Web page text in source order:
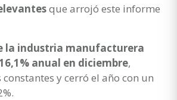
que arrojó este informe
la industria manufacturera
anual en diciembre,
y cerró el año con un